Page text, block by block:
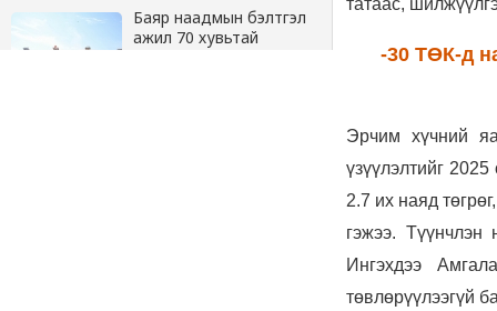
Баяр наадмын бэлтгэл
ажил 70 хувьтай